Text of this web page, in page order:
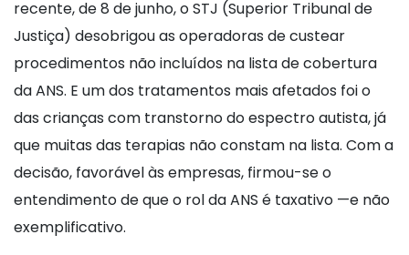
recente, de 8 de junho, o STJ (Superior Tribunal de
Justiça) desobrigou as operadoras de custear
procedimentos não incluídos na lista de cobertura
da ANS. E um dos tratamentos mais afetados foi o
das crianças com transtorno do espectro autista, já
que muitas das terapias não constam na lista. Com a
decisão, favorável às empresas, firmou-se o
entendimento de que o rol da ANS é taxativo —e não
exemplificativo.